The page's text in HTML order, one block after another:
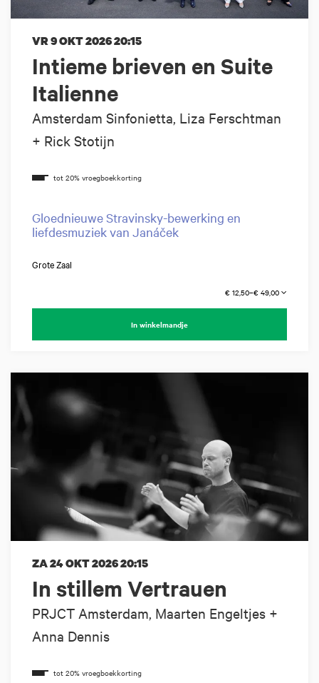
Intieme brieven en Suite
Italienne
Amsterdam Sinfonietta, Liza Ferschtman
+ Rick Stotijn
VR 9 OKT 202620:15
Gloednieuwe Stravinsky-bewerking en
liefdesmuziek van Janáček
Grote Zaal
€ 12,50–€ 49,00
In winkelmandje
In stillem Vertrauen
PRJCT Amsterdam, Maarten Engeltjes +
Anna Dennis
ZA 24 OKT 202620:15